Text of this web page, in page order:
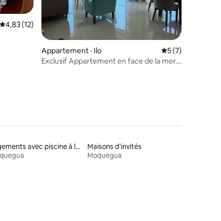
Note moyenne de 4,83 sur 5, 12 commentaires
4,83 (12)
Appartement · Ilo
Note moyenne
5 (7)
Exclusif Appartement en face de la mer
Logements avec piscine à louer
Maisons d'invités
Moquegua